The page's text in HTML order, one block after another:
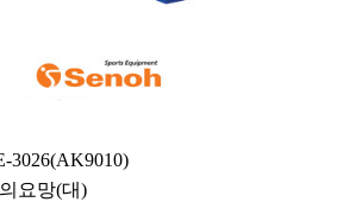
3026(AK9010)
요망(대)